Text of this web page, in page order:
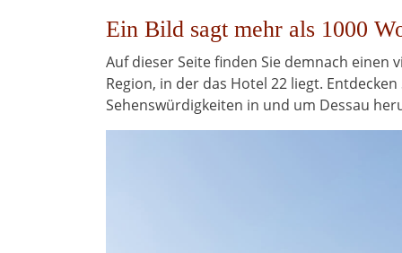
Ein Bild sagt mehr als 1000
Auf dieser Seite finden Sie demnach
Region, in der das Hotel 22 liegt.
Sehenswürdigkeiten in und um Dessau